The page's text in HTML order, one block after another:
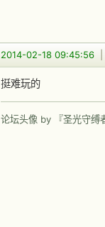
2014-02-18 09:45:56
挺难玩的
论坛头像 by 『圣光守缚